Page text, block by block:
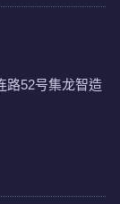
路52号集龙智造